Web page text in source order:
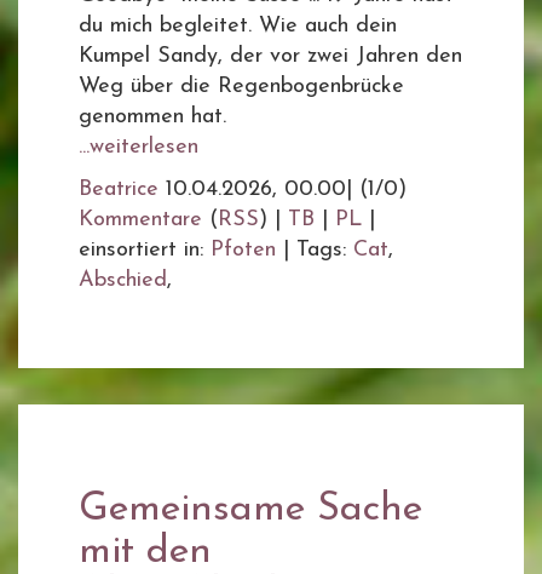
du mich begleitet. Wie auch dein
Kumpel Sandy, der vor zwei Jahren den
Weg über die Regenbogenbrücke
genommen hat.
...weiterlesen
Beatrice 10.04.2026, 00.00
(1/0)
Kommentare ( RSS) | TB PL
einsortiert in: Pfoten Tags: Cat,
Abschied,
Gemeinsame Sache
mit den